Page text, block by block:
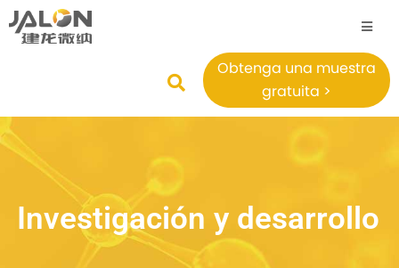
Obtenga una muestra
gratuita >
Investigación y desarrollo